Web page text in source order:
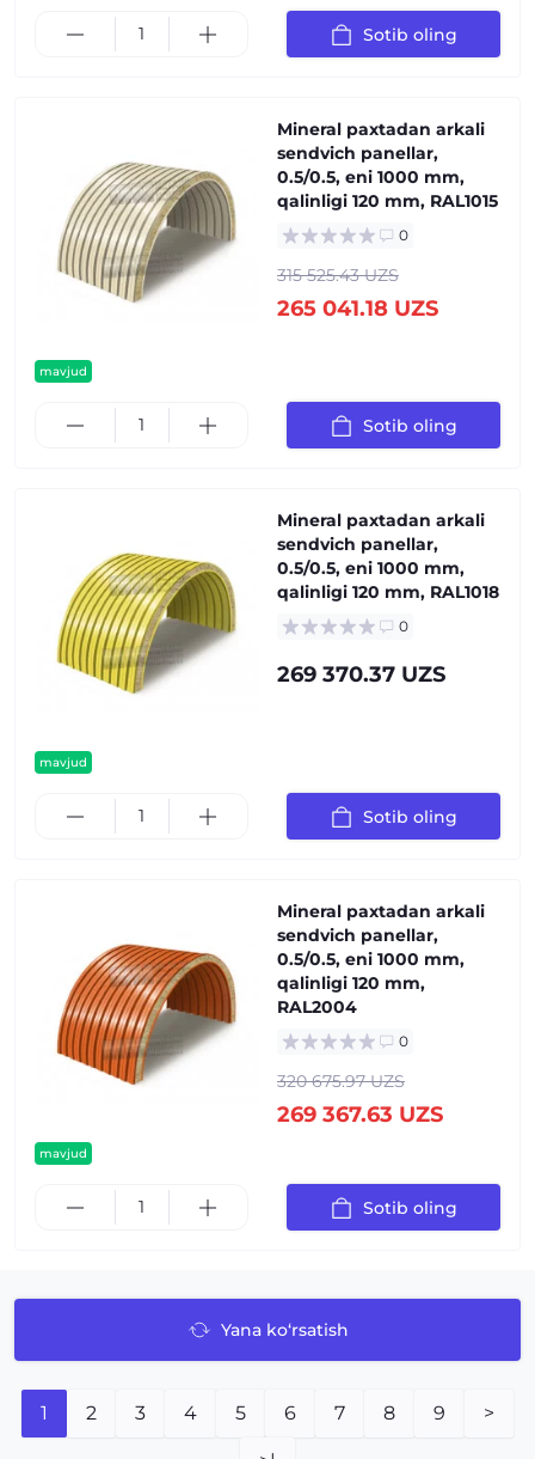
Sotib oling
mavjud
Mineral paxtadan arkali
sendvich panellar,
0.5/0.5, eni 1000 mm,
qalinligi 120 mm, RAL1015
0
315 525.43 UZS
265 041.18 UZS
Sotib oling
mavjud
Mineral paxtadan arkali
sendvich panellar,
0.5/0.5, eni 1000 mm,
qalinligi 120 mm, RAL1018
0
269 370.37 UZS
Sotib oling
mavjud
Mineral paxtadan arkali
sendvich panellar,
0.5/0.5, eni 1000 mm,
qalinligi 120 mm,
RAL2004
0
320 675.97 UZS
269 367.63 UZS
Sotib oling
Yana ko‘rsatish
1 2 3 4 5 6 7 8 9 >